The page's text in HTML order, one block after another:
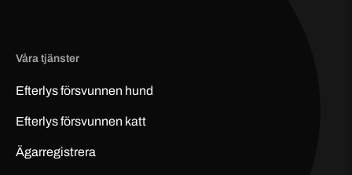
Våra tjänster
Efterlysförsvunnen hund
Efterlysförsvunnen katt
Ägarregistrera